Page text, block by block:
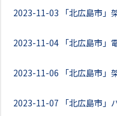
2023-11-03 「北広島市
2023-11-04 「北広島市
2023-11-06 「北広島市」
2023-11-07 「北広島市